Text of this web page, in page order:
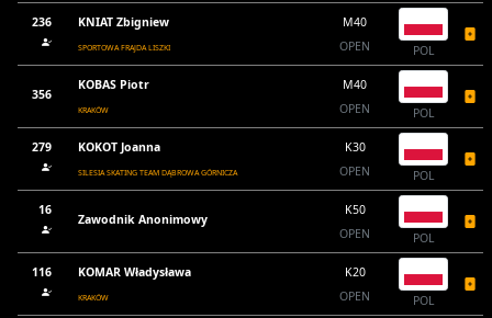
236 KNIAT Zbigniew
SPORTOWA FRAJDA LISZKI
M40
OPEN
POL
356
KOBAS Piotr
KRAKÓW
M40
OPEN
POL
279 KOKOT Joanna
SILESIA SKATING TEAM DĄBROWA GÓRNICZA
K30
OPEN
POL
16
Zawodnik Anonimowy
K50
OPEN
POL
116 KOMAR Władysława
KRAKÓW
K20
OPEN
POL